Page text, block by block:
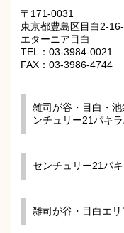
〒171-0031
東京都豊島区目白2-
エターニア目白
TEL：03-3984-0021
FAX：03-3986-4744
雑司が谷・目白・
ンチュリー21パキ
センチュリー21パ
雑司が谷・目白エ